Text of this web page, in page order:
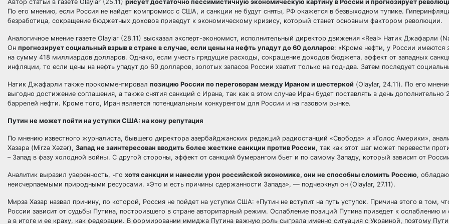
Автор статьи в газете Olaylar (25.11) рисует достаточно пессимистичную экономическую картину в России и прогнозирует
По его мнению, если Россия не найдет компромисс с США, и санкции не будут сняты, РФ окажется в безвыходном тупике.
безработица, сокращение бюджетных доховов приведут к экономическому кризису, который станет основным фактором революции.
Аналогичное мнение газете Olaylar (28.11) высказал эксперт-экономист, исполнительный директор движения «Real» Натик Джафарли
Он прогнозирует социальный взрыв в стране в случае, если цены на нефть упадут до 60 долларов: «Кроме нефти, у России имеются
на сумму 418 миллиардов долларов. Однако, если учесть грядущие расходы, сокращение доходов бюджета, эффект от западных
инфляции, то если цены на нефть упадут до 60 долларов, золотых запасов России хватит только на год-два. Затем последует
Натик Джафарли также прокомментировал позицию России по переговорам между Ираном и шестеркой (Olaylar, 24.11). По его
выгодно достижение соглашения, а также снятия санкций с Ирана, так как в этом случае Иран будет поставлять в день дополнительно
баррелей нефти. Кроме того, Иран является потенциальным конкурентом для России и на газовом рынке.
Путин не может пойти на уступки США: на кону репутация
По мнению известного журналиста, бывшего директора азербайджанских редакций радиостанций «Свобода» и «Голос Америки»,
Хазара (Mirzə Xəzər), Запад не заинтересован вводить более жесткие санкции против России, так как этот шаг может перевести
– Запад в фазу холодной войны. С другой стороны, эффект от санкций бумерангом бьет и по самому Западу, который зависит от
Аналитик выразил уверенность, что хотя санкции и нанесли урон российской экономике, они не способны сломить Россию,
неисчерпаемыми природными ресурсами. «Это и есть причины сдержанности Запада», — подчеркнул он (Olaylar, 27.11).
Мирза Хазар назвал причину, по которой, Россия не пойдет на уступки США: «Путин не вступит на путь уступок. Причина этого в том,
России зависит от судьбы Путина, построившего в стране авторитарный режим. Ослабление позиций Путина приведет к ослаблению
а в итоге и ее краху, как федерации. В формировании имиджа Путина важную роль сыграла именно ситуация с Украиной, поэтому